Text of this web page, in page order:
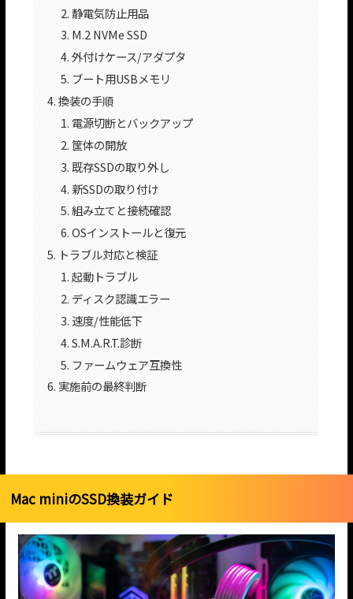
静電気防止用品
M.2 NVMe SSD
外付けケース/アダプタ
ブート用USBメモリ
換装の手順
電源切断とバックアップ
筐体の開放
既存SSDの取り外し
新SSDの取り付け
組み立てと接続確認
OSインストールと復元
トラブル対応と検証
起動トラブル
ディスク認識エラー
速度/性能低下
S.M.A.R.T.診断
ファームウェア互換性
実施前の最終判断
Mac miniのSSD換装ガイド